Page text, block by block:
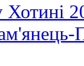
Хотині